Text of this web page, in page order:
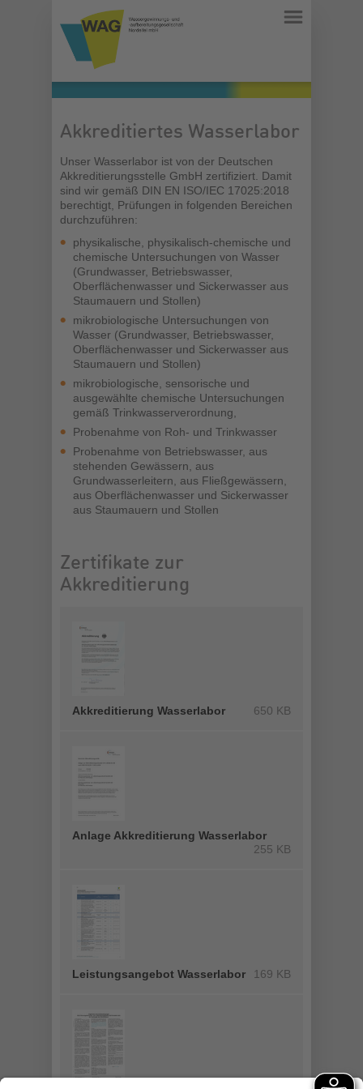
Akkreditiertes Wasserlabor
Unser Wasserlabor ist von der Deutschen
Akkreditierungsstelle GmbH zertifiziert. Damit
sind wir gemäß DIN EN ISO/IEC 17025:2018
berechtigt, Prüfungen in folgenden Bereichen
durchzuführen:
physikalische, physikalisch-chemische und
chemische Untersuchungen von Wasser
(Grundwasser, Betriebswasser,
Oberflächenwasser und Sickerwasser aus
Staumauern und Stollen)
mikrobiologische Untersuchungen von
Wasser (Grundwasser, Betriebswasser,
Oberflächenwasser und Sickerwasser aus
Staumauern und Stollen)
mikrobiologische, sensorische und
ausgewählte chemische Untersuchungen
gemäß Trinkwasserverordnung,
Probenahme von Roh- und Trinkwasser
Probenahme von Betriebswasser, aus
stehenden Gewässern, aus
Grundwasserleitern, aus Fließgewässern,
aus Oberflächenwasser und Sickerwasser
aus Staumauern und Stollen
Zertifikate zur
Akkreditierung
Akkreditierung Wasserlabor 650 KB
Anlage Akkreditierung Wasserlabor
255 KB
Leistungsangebot Wasserlabor 169 KB